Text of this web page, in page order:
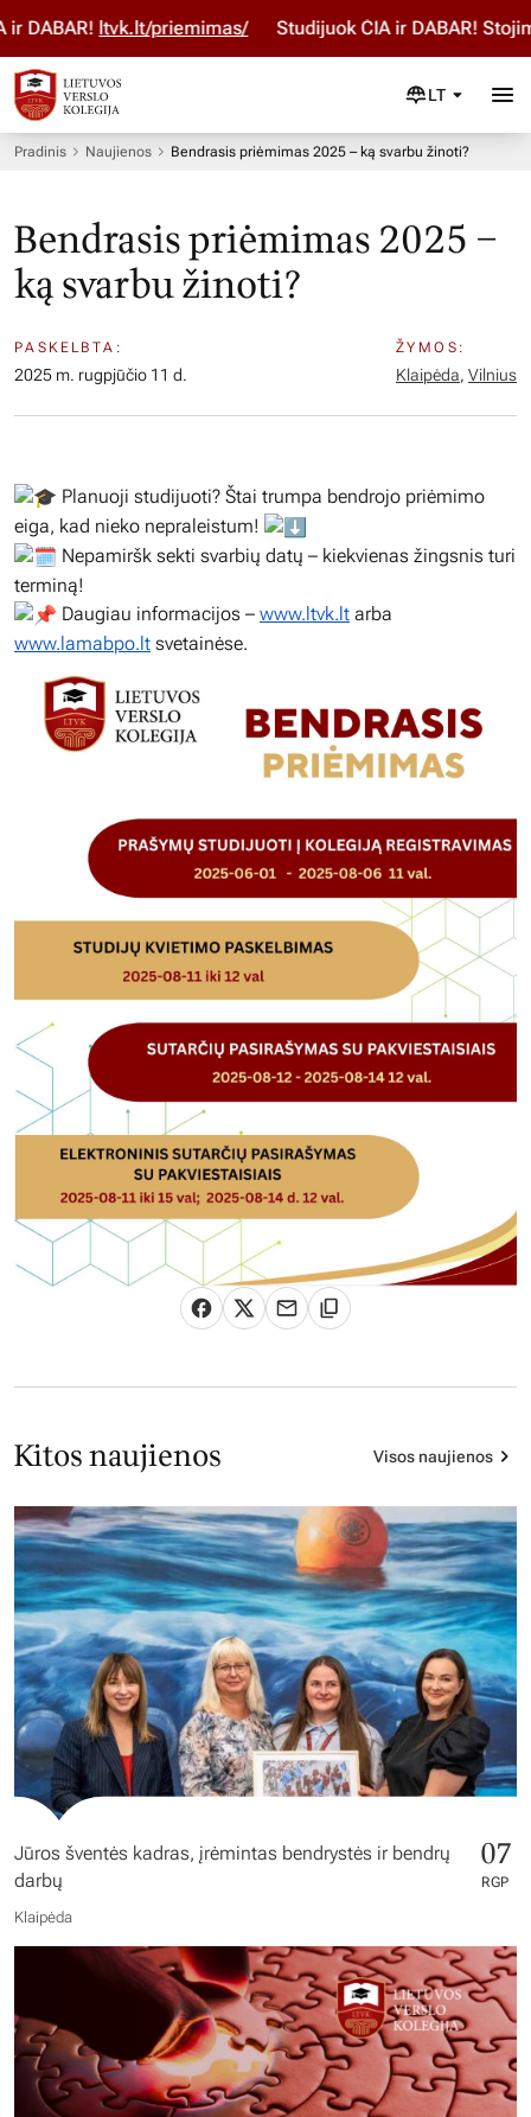
ltvk.lt/priemimas/ Studijuok ČIA ir DABAR!
LT
Pradinis Naujienos Bendrasis priėmimas 2025 – ką svarbu žinoti?
Bendrasis priėmimas 2025 –
ką svarbu žinoti?
PASKELBTA:
2025 m. rugpjūčio 11 d.
ŽYMOS:
Klaipėda, Vilnius
Planuoji studijuoti? Štai trumpa bendrojo priėmimo
eiga, kad nieko nepraleistum!
Nepamiršk sekti svarbių datų – kiekvienas žingsnis turi
terminą!
Daugiau informacijos – www.ltvk.lt arba
www.lamabpo.lt svetainėse.
Kitos naujienos Visos naujienos
Jūros šventės kadras, įrėmintas bendrystės ir bendrų
darbų
07
RGP
Klaipėda